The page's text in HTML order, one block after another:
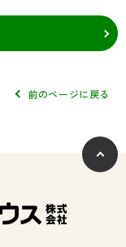
する法律その他の関
取扱いの改善に努め
定して通知または公
らの開示、訂正、
誠意をもって対応い
り扱いをいたしま
前のページに戻る